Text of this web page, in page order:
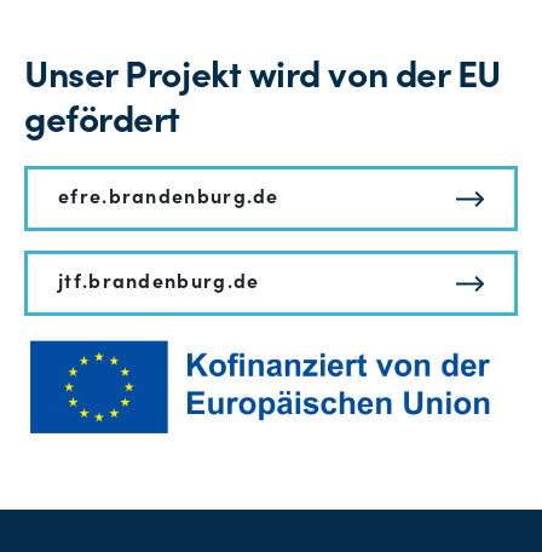
Unser Projekt wird von der EU
gefördert
efre.brandenburg.de
jtf.brandenburg.de